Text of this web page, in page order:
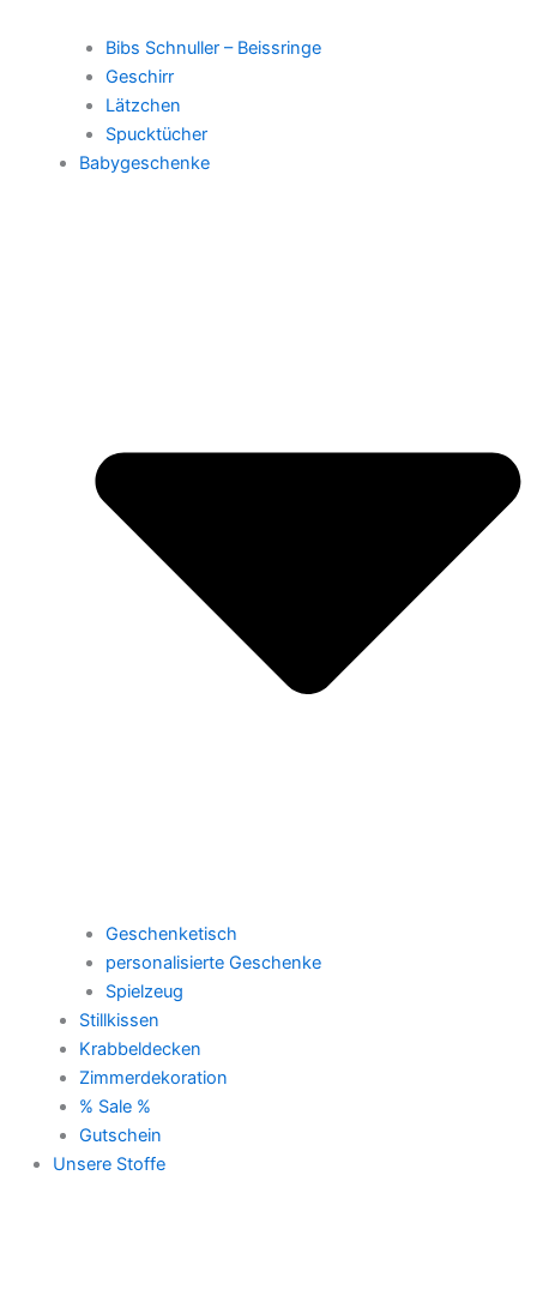
Bibs Schnuller – Beissringe
Geschirr
Lätzchen
Spucktücher
Babygeschenke
Geschenketisch
personalisierte Geschenke
Spielzeug
Stillkissen
Krabbeldecken
Zimmerdekoration
% Sale %
Gutschein
Unsere Stoffe